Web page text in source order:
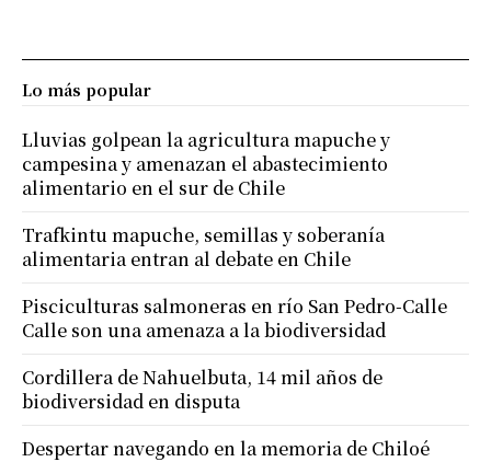
Lo más popular
Lluvias golpean la agricultura mapuche y
campesina y amenazan el abastecimiento
alimentario en el sur de Chile
Trafkintu mapuche, semillas y soberanía
alimentaria entran al debate en Chile
Pisciculturas salmoneras en río San Pedro-Calle
Calle son una amenaza a la biodiversidad
Cordillera de Nahuelbuta, 14 mil años de
biodiversidad en disputa
Despertar navegando en la memoria de Chiloé